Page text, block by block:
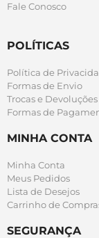
Fale Conosco
POLÍTICAS
Política de
Formas de Envio
Trocas e Devoluções
Formas de
MINHA CONTA
Minha Conta
Meus Pedidos
Lista de Desejos
Carrinho de
SEGURANÇA